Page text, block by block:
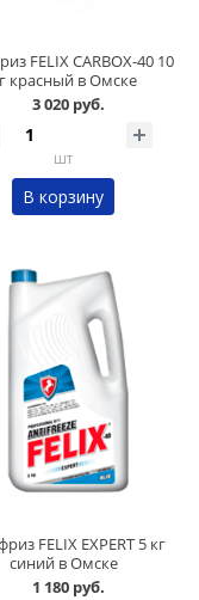
FELIX CARBOX-40 10
красный в Омске
3 020 руб.
шт
В корзину
FELIX EXPERT 5 кг
синий в Омске
1 180 руб.